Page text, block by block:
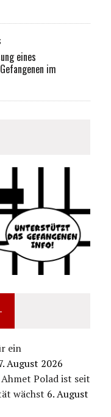
eines
im
ein
August 2026
Polad ist seit
wächst 6. August